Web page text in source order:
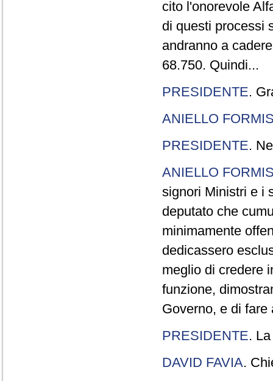
cito l'onorevole
di questi processi
andranno a
68.750. Quindi...
PRESIDENTE.
ANIELLO
PRESIDENTE.
ANIELLO
signori Ministri e i
deputato che
minimamente
dedicassero
meglio di credere
funzione,
Governo, e di
PRESIDENTE.
DAVID FAVIA.